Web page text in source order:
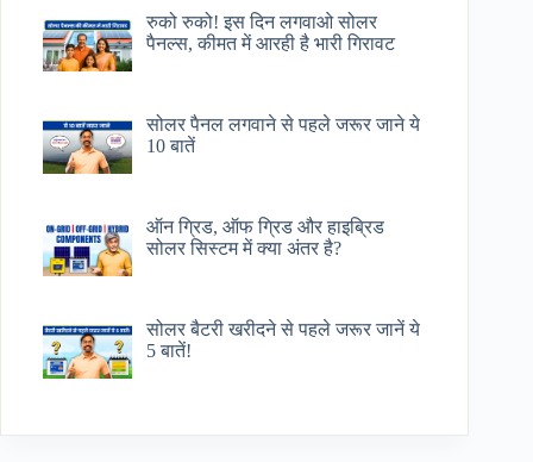
रुको रुको! इस दिन लगवाओ सोलर
पैनल्स, कीमत में आरही है भारी गिरावट
सोलर पैनल लगवाने से पहले जरूर जाने ये
10 बातें
ऑन ग्रिड, ऑफ ग्रिड और हाइब्रिड
सोलर सिस्टम में क्या अंतर है?
सोलर बैटरी खरीदने से पहले जरूर जानें ये
5 बातें!